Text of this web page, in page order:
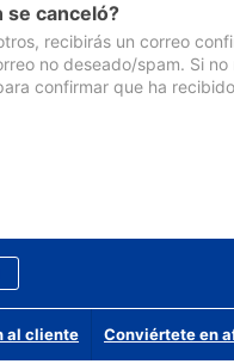
se canceló?
recibirás un correo
no deseado/spam. Si
confirmar que ha
al cliente Conviértete en